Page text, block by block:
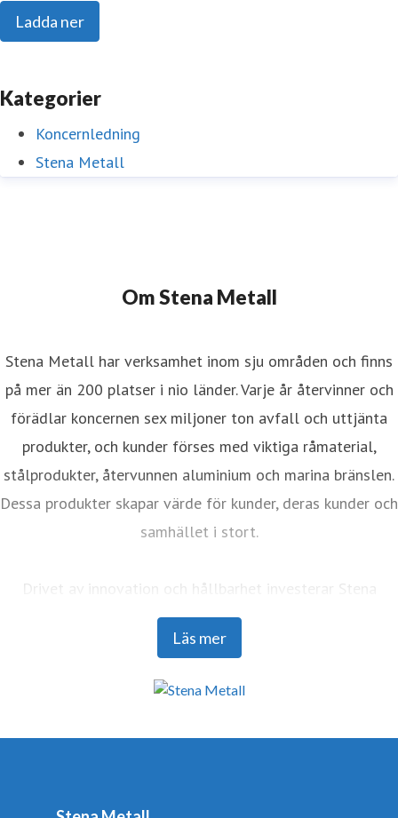
Ladda ner
Kategorier
Koncernledning
Stena Metall
Om Stena Metall
Läs mer
Stena Metall har verksamhet inom sju områden och finns
på mer än 200 platser i nio länder. Varje år återvinner och
förädlar koncernen sex miljoner ton avfall och uttjänta
produkter, och kunder förses med viktiga råmaterial,
stålprodukter, återvunnen aluminium och marina bränslen.
Dessa produkter skapar värde för kunder, deras kunder och
samhället i stort.
Drivet av innovation och hållbarhet investerar Stena
Metall i forskning och utveckling för att möta framtidens
utmaningar med framåtblickande lösningar. Med ett team
nära med partners för att aktivt bidra till utvecklingen av